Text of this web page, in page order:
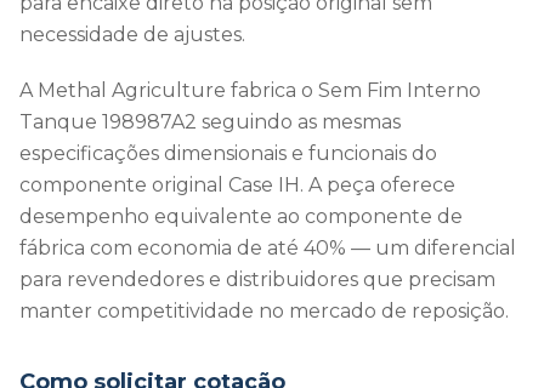
necessidade de ajustes.
A Methal Agriculture fabrica o Sem Fim Interno
Tanque 198987A2 seguindo as mesmas
especificações dimensionais e funcionais do
componente original Case IH. A peça oferece
desempenho equivalente ao componente de
fábrica com economia de até 40% — um diferencial
para revendedores e distribuidores que precisam
manter competitividade no mercado de reposição.
Como solicitar cotação